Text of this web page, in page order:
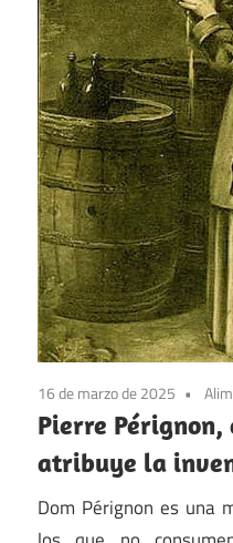
16 de marzo de 2025
Pierre Pérignon,
atribuye la
Dom Pérignon es una